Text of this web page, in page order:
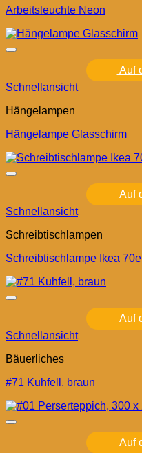
Arbeitsleuchte Neon
Auf
Schnellansicht
Hängelampen
Hängelampe Glasschirm
Auf
Schnellansicht
Schreibtischlampen
Schreibtischlampe Ikea
Auf
Schnellansicht
Bäuerliches
#71 Kuhfell, braun
Auf